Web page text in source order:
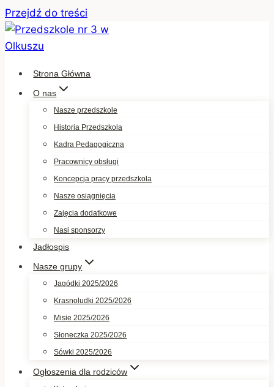
Przejdź do treści
Strona Główna
O nas
Nasze przedszkole
Historia Przedszkola
Kadra Pedagogiczna
Pracownicy obsługi
Koncepcja pracy przedszkola
Nasze osiągnięcia
Zajęcia dodatkowe
Nasi sponsorzy
Jadłospis
Nasze grupy
Jagódki 2025/2026
Krasnoludki 2025/2026
Misie 2025/2026
Słoneczka 2025/2026
Sówki 2025/2026
Ogłoszenia dla rodziców